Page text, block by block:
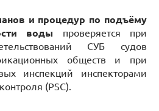
и процедур по подъёму
воды проверяется при
СУБ судов
обществ и при
инспекций инспекторами
(PSC).